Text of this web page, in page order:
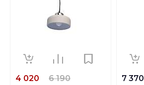
4 020 6 190 7 370